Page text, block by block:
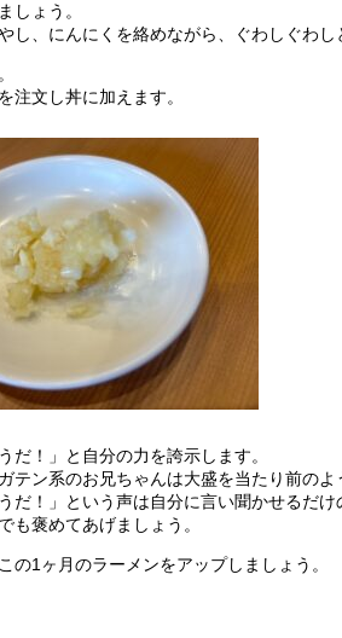
しょう。
し、にんにくを絡めながら、ぐわしぐわし
注文し丼に加えます。
だ！」と自分の力を誇示します。
テン系のお兄ちゃんは大盛を当たり前のよ
だ！」という声は自分に言い聞かせるだけ
も褒めてあげましょう。
の1ヶ月のラーメンをアップしましょう。